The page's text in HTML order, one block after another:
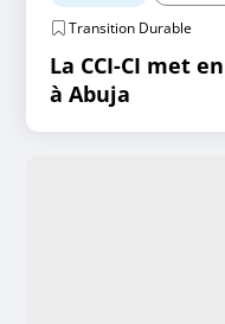
Transition Durable
La CCI-CI met
à Abuja